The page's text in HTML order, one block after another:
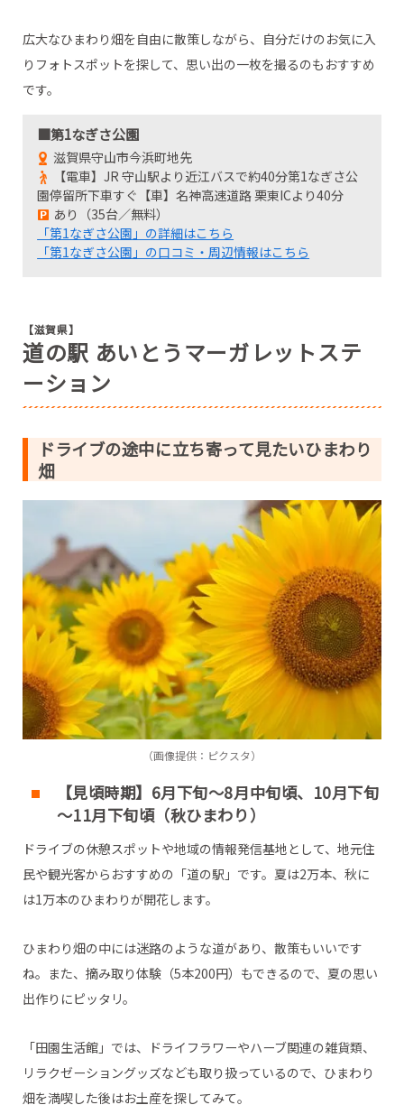
広大なひまわり畑を自由に散策しながら、自分だけのお気に入
りフォトスポットを探して、思い出の一枚を撮るのもおすすめ
です。
■第1なぎさ公園
滋賀県守山市今浜町地先
【電車】JR 守山駅より近江バスで約40分第1なぎさ公
園停留所下車すぐ【車】名神高速道路 栗東ICより40分
あり（35台／無料）
「第1なぎさ公園」の詳細はこちら
「第1なぎさ公園」の口コミ・周辺情報はこちら
【滋賀県】
道の駅 あいとうマーガレットステ
ーション
ドライブの途中に立ち寄って見たいひまわり
畑
（画像提供：ピクスタ）
【見頃時期】6月下旬～8月中旬頃、10月下旬
～11月下旬頃（秋ひまわり）
ドライブの休憩スポットや地域の情報発信基地として、地元住
民や観光客からおすすめの「道の駅」です。夏は2万本、秋に
は1万本のひまわりが開花します。
ひまわり畑の中には迷路のような道があり、散策もいいです
ね。また、摘み取り体験（5本200円）もできるので、夏の思い
出作りにピッタリ。
「田園生活館」では、ドライフラワーやハーブ関連の雑貨類、
リラクゼーショングッズなども取り扱っているので、ひまわり
畑を満喫した後はお土産を探してみて。